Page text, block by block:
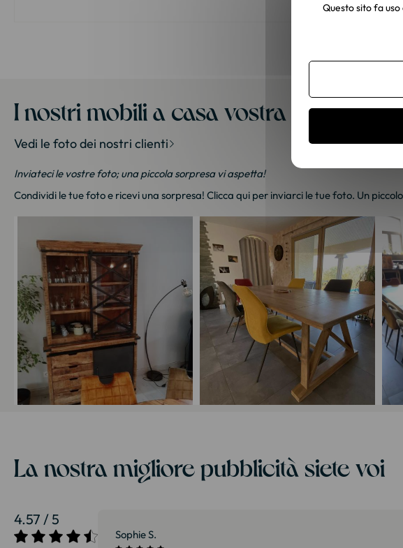
I nostri mobili a casa vostra
Vedi le foto dei nostri clienti
Inviateci le vostre foto; una piccola sorpresa vi aspetta!
Condividi le tue foto e ricevi una sorpresa! Clicca qui per inviarci le tue foto. Un
La nostra migliore pubblicità siete voi
4.57 / 5
27/07/2026 Sophie S.
Questo sito fa